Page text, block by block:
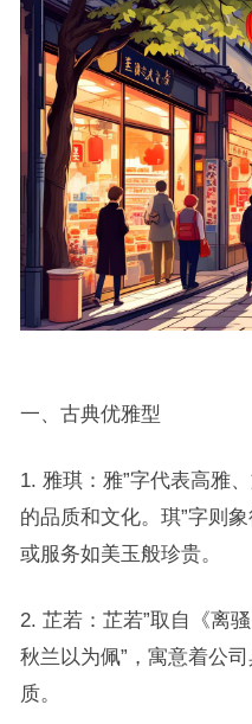
一、古典优雅型
1. 雅琪：雅”字代表高雅
的品质和文化。琪”字则
或服务如美玉般珍贵。
2. 芷若：芷若”取自《离
秋兰以为佩”，寓意着公
质。